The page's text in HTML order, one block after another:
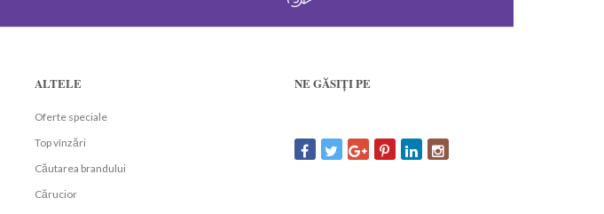
ALTELE
Oferte speciale
Top vînzări
Căutarea brandului
Cărucior
NE GĂSIȚI PE